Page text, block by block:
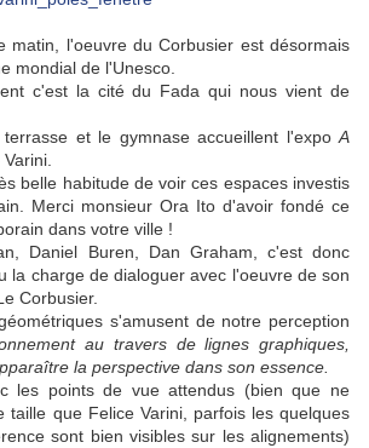
matin, l'oeuvre du Corbusier est désormais
mondial de l'Unesco.
c'est la cité du Fada qui nous vient de
et le gymnase accueillent l'expo A
belle habitude de voir ces espaces investis
Merci monsieur Ora Ito d'avoir fondé ce
dans votre ville !
Daniel Buren, Dan Graham, c'est donc
la charge de dialoguer avec l'oeuvre de son
Corbusier.
s'amusent de notre perception
au travers de lignes graphiques,
la perspective dans son essence.
les points de vue attendus (bien que ne
taille que Felice Varini, parfois les quelques
sont bien visibles sur les alignements)